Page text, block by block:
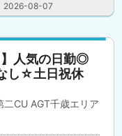
2026-08-07
】人気の日勤◎
し☆土日祝休
CU AGT千歳エリア